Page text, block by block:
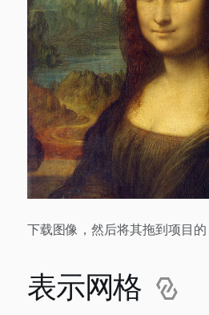
下载图像，然后将其拖到项目的
表示网格